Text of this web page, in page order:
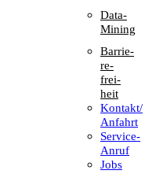
Data-
Mining
Barrie­
re­
frei­
heit
Kontakt/​​
Anfahrt
Service-
Anruf
Jobs